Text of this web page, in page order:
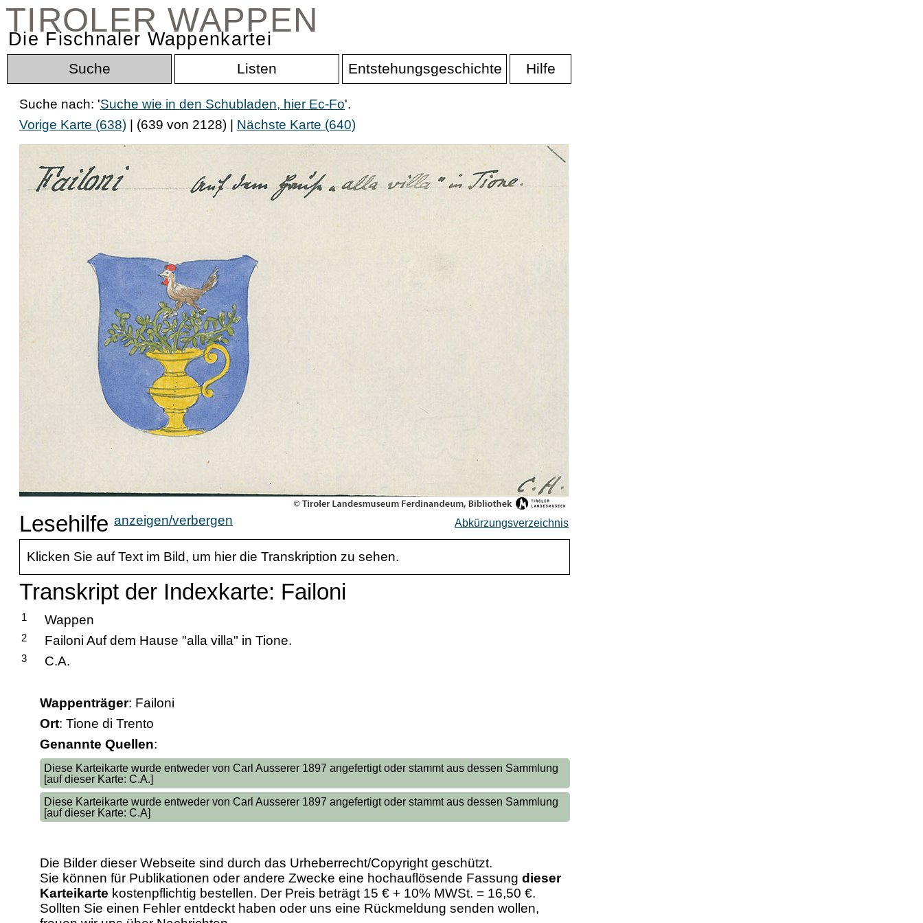
TIROLER WAPPEN
Die Fischnaler Wappenkartei
Suche Listen Entstehungsgeschichte Hilfe
Suche nach: 'Suche wie in den Schubladen, hier Ec-Fo'.
Vorige Karte (638) | (639 von 2128) | Nächste Karte (640)
Lesehilfe anzeigen/verbergen Abkürzungsverzeichnis
Klicken Sie auf Text im Bild, um hier die Transkription zu sehen.
Transkript der Indexkarte: Failoni
1 Wappen
2 Failoni Auf dem Hause "alla villa" in Tione.
3 C.A.
Wappenträger: Failoni
Ort: Tione di Trento
Genannte Quellen:
Diese Karteikarte wurde entweder von Carl Ausserer 1897 angefertigt oder stammt aus dessen Sammlung
[auf dieser Karte: C.A.]
Diese Karteikarte wurde entweder von Carl Ausserer 1897 angefertigt oder stammt aus dessen Sammlung
[auf dieser Karte: C.A]
Die Bilder dieser Webseite sind durch das Urheberrecht/Copyright geschützt.
Sie können für Publikationen oder andere Zwecke eine hochauflösende Fassung dieser
Karteikarte kostenpflichtig bestellen. Der Preis beträgt 15 € + 10% MWSt. = 16,50 €.
Sollten Sie einen Fehler entdeckt haben oder uns eine Rückmeldung senden wollen,